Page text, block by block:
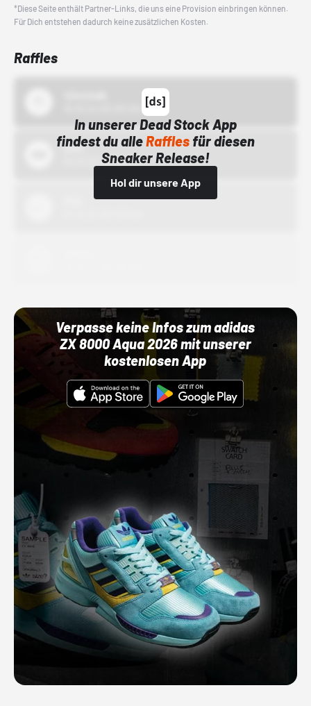
*Diese Seite enthält Partner-Links, die uns eine Provision einbringen können.
Für Dich entstehen dadurch keine zusätzlichen Kosten.
Raffles
In unserer Dead Stock App
findest du alleRafflesfür diesen
Sneaker Release!
Hol dir unsere App
Bstn
01.10.22 00:00 Uhr
Verpasse keine Infos zum adidas
ZX 8000 Aqua 2026 mit unserer
kostenlosen App